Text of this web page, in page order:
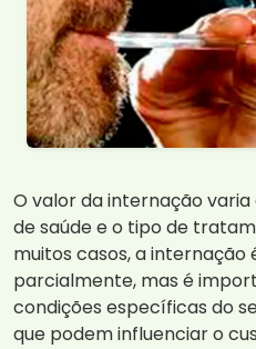
O valor da internação
de saúde e o tipo de
muitos casos, a
parcialmente, mas é
condições específicas do
que podem influenciar o